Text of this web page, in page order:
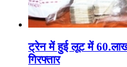
ट्रेन में हुई लूट में
गिरफ्तार